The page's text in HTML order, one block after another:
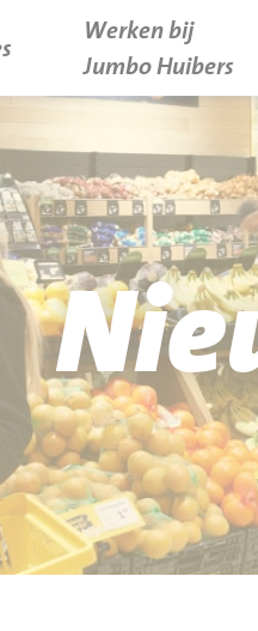
Werken bij
Jumbo Huibers